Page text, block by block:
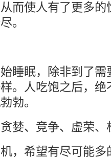
而使人有了更多
。
睡眠，除非到了
。人吃饱之后，
勃。
婪、竞争、虚荣、
，希望有尽可能